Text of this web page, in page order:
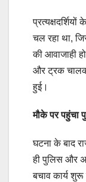
चल रहा था,
की आवाजाही
और ट्रक चालक
हुई।
मौके पर पहुंचा
घटना के बाद
ही पुलिस और
बचाव कार्य